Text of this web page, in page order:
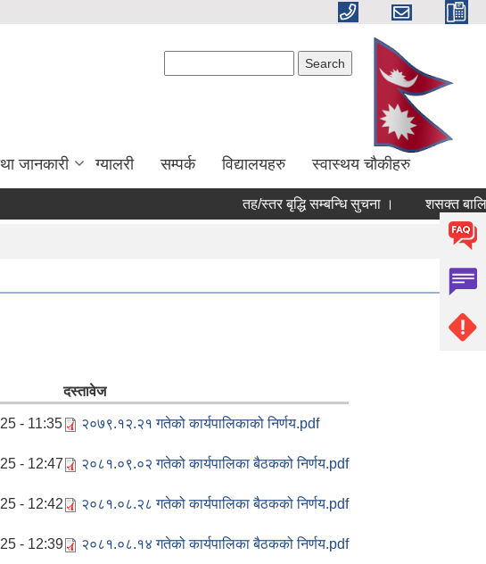
जानकारी ग्यालरी सम्पर्क विद्यालयहरु स्वास्थय चौकीहरु
तह/स्तर बृद्धि सम्बन्धि सुचना । शसक्त
दस्तावेज
- 11:35 २०७९.१२.२१ गतेको कार्यपालिकाको निर्णय.pdf
- 12:47 २०८१.०९.०२ गतेको कार्यपालिका बैठकको निर्णय.pdf
- 12:42 २०८१.०८.२८ गतेको कार्यपालिका बैठकको निर्णय.pdf
- 12:39 २०८१.०८.१४ गतेको कार्यपालिका बैठकको निर्णय.pdf